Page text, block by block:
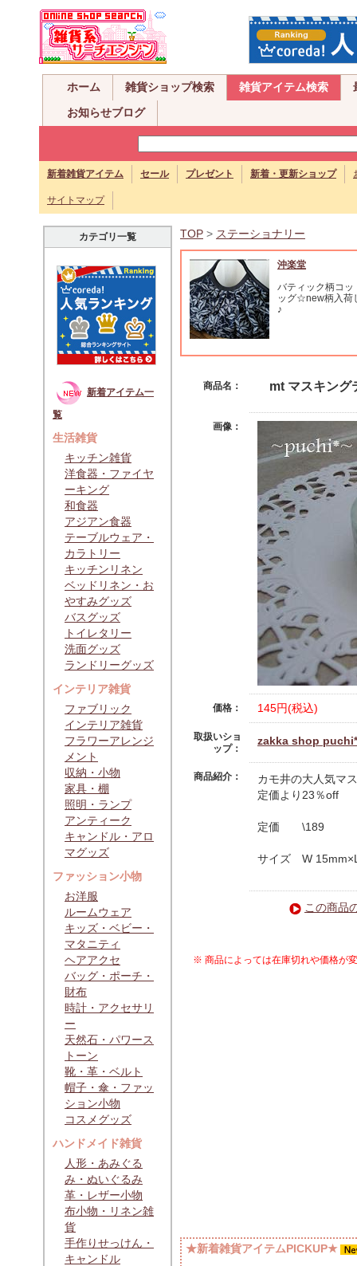
ホーム 雑貨ショップ検索 雑貨アイテム検索
お知らせブログ
新着雑貨アイテム セール プレゼント 新着・更新ショップ
サイトマップ
カテゴリ一覧
新着アイテム一
覧
生活雑貨
キッチン雑貨
洋食器・ファイヤ
ーキング
和食器
アジアン食器
テーブルウェア・
カラトリー
キッチンリネン
ベッドリネン・お
やすみグッズ
バスグッズ
トイレタリー
洗面グッズ
ランドリーグッズ
インテリア雑貨
ファブリック
インテリア雑貨
フラワーアレンジ
メント
収納・小物
家具・棚
照明・ランプ
アンティーク
キャンドル・アロ
マグッズ
ファッション小物
お洋服
ルームウェア
キッズ・ベビー・
マタニティ
ヘアアクセ
バッグ・ポーチ・
財布
時計・アクセサリ
ー
天然石・パワース
トーン
靴・革・ベルト
帽子・傘・ファッ
ション小物
コスメグッズ
ハンドメイド雑貨
人形・あみぐる
み・ぬいぐるみ
革・レザー小物
布小物・リネン雑
貨
手作りせっけん・
キャンドル
TOP > ステーショナリー
沖楽堂
バティック柄コッ
ッグ☆new柄入荷
♪
商品名： mt マスキング
画像：
価格： 145円(税込)
取扱いショ
ップ：
zakka shop puchi*
商品紹介：
カモ井の大人気マ
定価より23％off
定価 \189
サイズ W
この商品
※ 商品によっては在庫切れや価格が
★新着雑貨アイテムPICKUP★